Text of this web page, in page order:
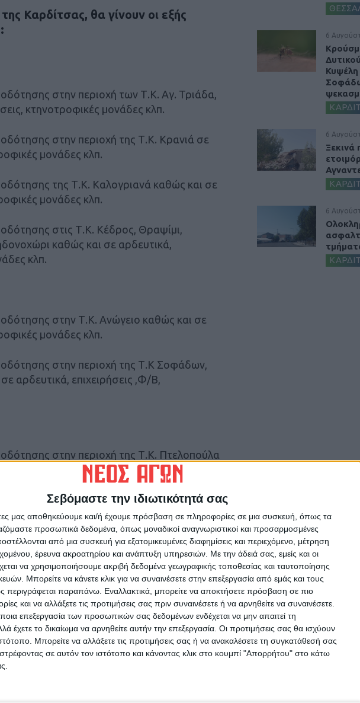
Σεβόμαστε την ιδιωτικότητά σας
μας αποθηκεύουμε και/ή έχουμε πρόσβαση σε πληροφορίες σε μια συσκευή, όπως τα
προσωπικά δεδομένα, όπως μοναδικοί αναγνωριστικοί και προσαρμοσμένες
από μια συσκευή για εξατομικευμένες διαφημίσεις και περιεχόμενο, μέτρηση
έρευνα ακροατηρίου και ανάπτυξη υπηρεσιών. Με την άδειά σας, εμείς και οι
να χρησιμοποιήσουμε ακριβή δεδομένα γεωγραφικής τοποθεσίας και ταυτοποίησης
Μπορείτε να κάνετε κλικ για να συναινέσετε στην επεξεργασία από εμάς και τους
περιγράφεται παραπάνω. Εναλλακτικά, μπορείτε να αποκτήσετε πρόσβαση σε πιο
και να αλλάξετε τις προτιμήσεις σας πριν συναινέσετε ή να αρνηθείτε να συναινέσετε.
επεξεργασία των προσωπικών σας δεδομένων ενδέχεται να μην απαιτεί τη
έχετε το δικαίωμα να αρνηθείτε αυτήν την επεξεργασία. Οι προτιμήσεις σας θα ισχύουν
Μπορείτε να αλλάξετε τις προτιμήσεις σας ή να ανακαλέσετε τη συγκατάθεσή σας
σε αυτόν τον ιστότοπο και κάνοντας κλικ στο κουμπί "Απορρήτου" στο κάτω
Καρδίτσας, θα γίνουν οι εξής
στην περιοχή των Τ.Κ. Αγ. Τριάδα,
κτηνοτροφικές μονάδες κλπ.
στην περιοχή της Τ.Κ. Κρανιά σε
μονάδες κλπ.
της Τ.Κ. Καλογριανά καθώς και σε
μονάδες κλπ.
στις Τ.Κ. Κέδρος, Θραψίμι,
καθώς και σε αρδευτικά,
κλπ.
στην Τ.Κ. Ανώγειο καθώς και σε
μονάδες κλπ.
στην περιοχή της Τ.Κ Σοφάδων,
αρδευτικά, επιχειρήσεις ,Φ/Β,
στην περιοχή της Τ.Κ. Πτελοπούλα
μονάδες κλπ.
στην περιοχή της Τ.Κ. Πεδινού σε
μονάδες κλπ.
στην Τ.Κ Σταυρός καθώς και σε
μονάδες κλπ.
στις Τ.Κ Ξηρόκαμπος, Κρυοπηγή και
,Φ/Β, κτηνοτροφικές μονάδες κλπ.
συντομότερη επανηλεκτροδότηση, εντούτοις,
ότι σε όλη την προγραμματισμένη διάρκεια
ΤΕΜΠΟΝΕΡΑ 32 – ΚΑΡΔΙΤΣΑ – ΤΗΛ.
6
6
Ξεκινά
6